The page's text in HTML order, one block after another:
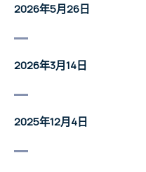
2026年5月26日
2026年3月14日
2025年12月4日